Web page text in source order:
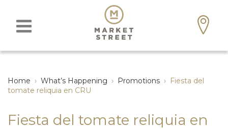
Home › What’s Happening › Promotions › Fiesta del
tomate reliquia en CRU
Fiesta del tomate reliquia en